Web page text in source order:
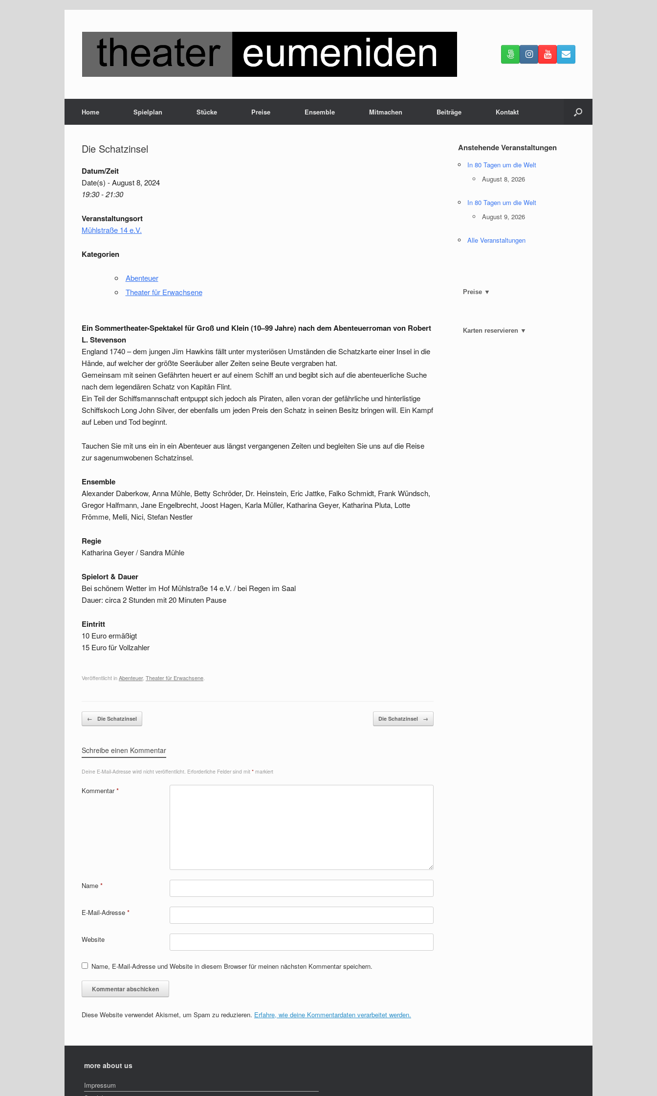
springen
Home Spielplan Stücke Preise Ensemble Mitmachen Beiträge Kontakt
Die Schatzinsel
Datum/Zeit
Date(s) - August 8, 2024
19:30 - 21:30
Veranstaltungsort
Mühlstraße 14 e.V.
Kategorien
Abenteuer
Theater für Erwachsene
Ein Sommertheater-Spektakel für Groß und Klein (10–99 Jahre) nach dem Abenteuerroman von Robert
L. Stevenson
England 1740 – dem jungen Jim Hawkins fällt unter mysteriösen Umständen die Schatzkarte einer Insel in die
Hände, auf welcher der größte Seeräuber aller Zeiten seine Beute vergraben hat.
Gemeinsam mit seinen Gefährten heuert er auf einem Schiff an und begibt sich auf die abenteuerliche Suche
nach dem legendären Schatz von Kapitän Flint.
Ein Teil der Schiffsmannschaft entpuppt sich jedoch als Piraten, allen voran der gefährliche und hinterlistige
Schiffskoch Long John Silver, der ebenfalls um jeden Preis den Schatz in seinen Besitz bringen will. Ein Kampf
auf Leben und Tod beginnt.
Tauchen Sie mit uns ein in ein Abenteuer aus längst vergangenen Zeiten und begleiten Sie uns auf die Reise
zur sagenumwobenen Schatzinsel.
Ensemble
Alexander Daberkow, Anna Mühle, Betty Schröder, Dr. Heinstein, Eric Jattke, Falko Schmidt, Frank Wündsch,
Gregor Halfmann, Jane Engelbrecht, Joost Hagen, Karla Müller, Katharina Geyer, Katharina Pluta, Lotte
Frömme, Melli, Nici, Stefan Nestler
Regie
Katharina Geyer / Sandra Mühle
Spielort & Dauer
Bei schönem Wetter im Hof Mühlstraße 14 e.V. / bei Regen im Saal
Dauer: circa 2 Stunden mit 20 Minuten Pause
Eintritt
10 Euro ermäßigt
15 Euro für Vollzahler
Veröffentlicht inAbenteuer, Theater für Erwachsene
Beitragsnavigation
← Die Schatzinsel Die Schatzinsel →
Schreibe einen Kommentar
Deine E-Mail-Adresse wird nicht veröffentlicht. Erforderliche Felder sind mit * markiert
Kommentar*
Name *
E-Mail-Adresse *
Website
Name, E-Mail-Adresse und Website in diesem Browser für meinen nächsten Kommentar speichern.
Diese Website verwendet Akismet, um Spam zu reduzieren. Erfahre, wie deine Kommentardaten verarbeitet werden.
Anstehende Veranstaltungen
In 80 Tagen um die Welt
August 8, 2026
In 80 Tagen um die Welt
August 9, 2026
Alle Veranstaltungen
Preise ▼
Karten reservieren ▼
more about us
Impressum